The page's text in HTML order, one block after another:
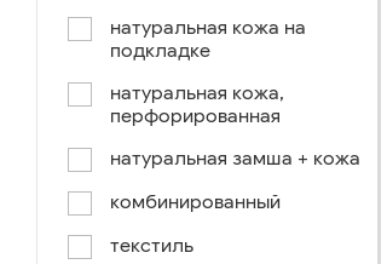
коричневый /ручное окраш.-
синий/черный
коричневый /ручное окраш.-
натуральная кожа на
подкладке
натуральная кожа,
перфорированная
натуральная замша + кожа
комбинированный
текстиль